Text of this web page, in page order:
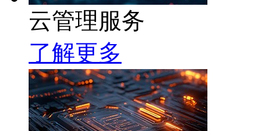
云管理服务
了解更多